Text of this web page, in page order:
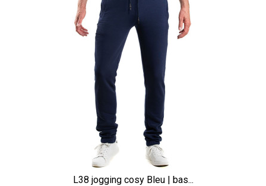
L38 jogging cosy Bleu | bas...